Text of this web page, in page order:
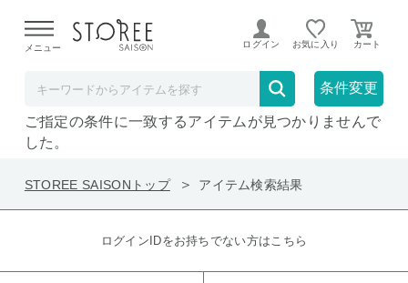
よる配送遅延が発生しております。
メニュー ログイン お気に入り
条件変更
在庫なしも表示 セール対象のみ
ご指定の条件に一致するアイテムが見つかりませんで
した。
STOREE SAISONトップ アイテム検索結果
ログインIDをお持ちでない方はこちら